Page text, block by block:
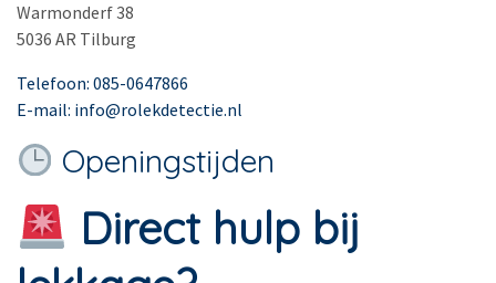
Warmonderf 38
5036 AR Tilburg
Telefoon: 085-0647866
E-mail: info@rolekdetectie.nl
Openingstijden
Direct hulp bij